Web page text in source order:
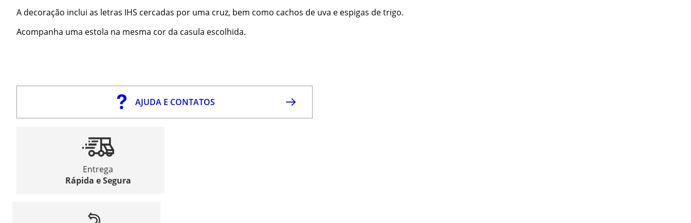
A decoração inclui as letras IHS cercadas por uma cruz, bem como cachos de uva e espigas de trigo.
Acompanha uma estola na mesma cor da casula escolhida.
AJUDA E CONTATOS
Entrega
Rápida e Segura